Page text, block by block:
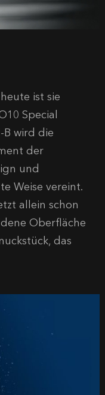
ist sie
Special
wird die
der
und
Weise vereint.
allein schon
Oberfläche
das